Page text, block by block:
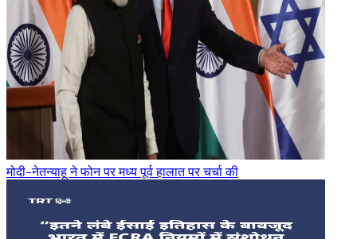
मोदी-नेतन्याहू ने फोन पर मध्य पूर्व हालात पर चर्चा की